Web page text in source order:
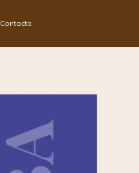
Contacto